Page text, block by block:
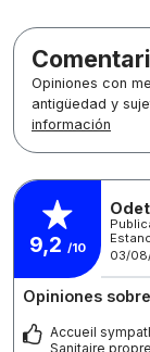
Opiniones con
antigüedad y
información
9,2 /10
03/
Opiniones
Accueil
Sanitaire